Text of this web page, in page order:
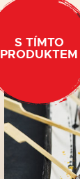
S TÍMTO
PRODUKTEM